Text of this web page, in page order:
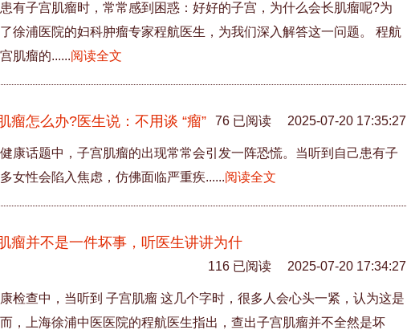
有子宫肌瘤时，常常感到困惑：好好的子宫，为什么会长肌瘤呢?为
徐浦医院的妇科肿瘤专家程航医生，为我们深入解答这一问题。 程航
肌瘤的......阅读全文
瘤怎么办?医生说：不用谈 “瘤” 76 已阅读 2025-07-20 17:35:27
康话题中，子宫肌瘤的出现常常会引发一阵恐慌。当听到自己患有子
女性会陷入焦虑，仿佛面临严重疾......阅读全文
瘤并不是一件坏事，听医生讲讲为什
116 已阅读 2025-07-20 17:34:27
检查中，当听到 子宫肌瘤 这几个字时，很多人会心头一紧，认为这是
，上海徐浦中医医院的程航医生指出，查出子宫肌瘤并不全然是坏